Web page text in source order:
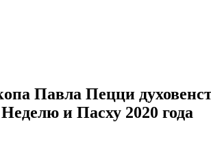
Павла Пецци
и Пасху 2020 года